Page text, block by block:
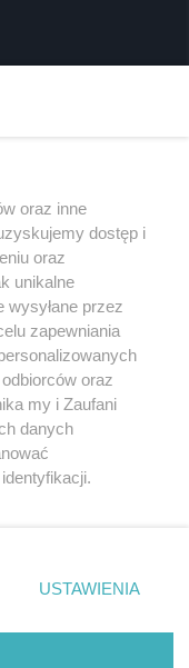
sięz nami
oraz inne
dostęp i
oraz
unikalne
wysyłane przez
zapewniania
oraz
my i Zaufani
danych
prywatności
zgody
się takiemu
USTAWIENIA